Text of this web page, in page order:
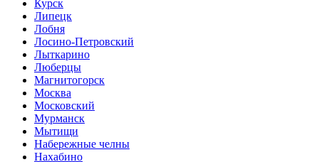
Курск
Липецк
Лобня
Лосино-Петровский
Лыткарино
Люберцы
Магнитогорск
Москва
Московский
Мурманск
Мытищи
Набережные челны
Нахабино